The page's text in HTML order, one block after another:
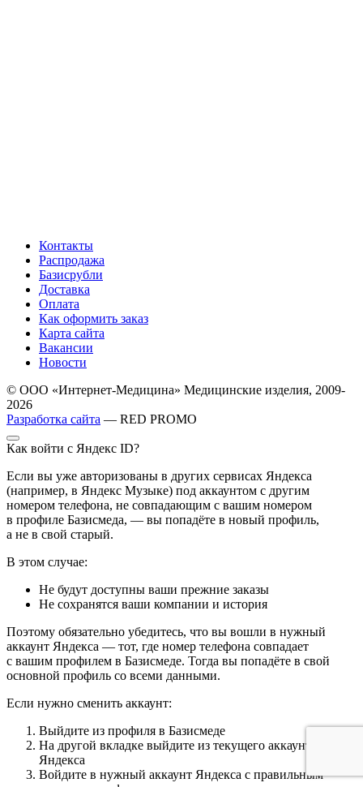
Контакты
Распродажа
Базисрубли
Доставка
Оплата
Как оформить заказ
Карта сайта
Вакансии
Новости
© ООО «Интернет-Медицина» Медицинские изделия, 2009-
2026
Разработка сайта — RED PROMO
Как войти с Яндекс ID?
Если вы уже авторизованы в других сервисах Яндекса
(например, в Яндекс Музыке) под аккаунтом с другим
номером телефона, не совпадающим с вашим номером
в профиле Базисмеда, — вы попадёте в новый профиль,
а не в свой старый.
В этом случае:
Не будут доступны ваши прежние заказы
Не сохранятся ваши компании и история
Поэтому обязательно убедитесь, что вы вошли в нужный
аккаунт Яндекса — тот, где номер телефона совпадает
с вашим профилем в Базисмеде. Тогда вы попадёте в свой
основной профиль со всеми данными.
Если нужно сменить аккаунт:
Выйдите из профиля в Базисмеде
На другой вкладке выйдите из текущего аккаунта
Яндекса
Войдите в нужный аккаунт Яндекса с правильным